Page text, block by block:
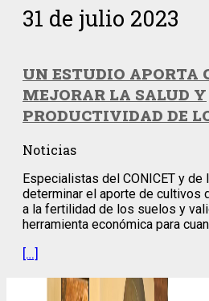
31 de julio 2023
UN ESTUDIO APORTA
MEJORAR LA SALUD Y
PRODUCTIVIDAD DE
Noticias
Especialistas del CONICET y de
determinar el aporte de cultivos
a la fertilidad de los suelos y
herramienta económica para
[…]